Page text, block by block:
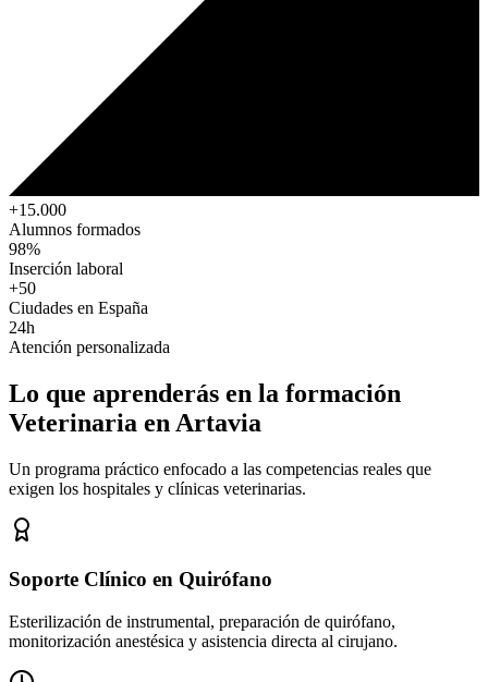
+15.000
Alumnos formados
98%
Inserción laboral
+50
Ciudades en España
24h
Atención personalizada
Lo que aprenderás en la formación
Veterinaria en Artavia
Un programa práctico enfocado a las competencias reales que
exigen los hospitales y clínicas veterinarias.
Soporte Clínico en Quirófano
Esterilización de instrumental, preparación de quirófano,
monitorización anestésica y asistencia directa al cirujano.